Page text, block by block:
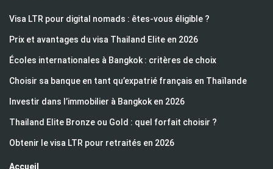
Visa LTR pour digital nomads : êtes-vous éligible ?
Prix et avantages du visa Thailand Elite en 2026
Écoles internationales à Bangkok : critères de choix
Choisir sa banque en tant qu’expatrié français en Thaïlande
Investir dans l’immobilier à Bangkok en 2026
Thailand Elite Bronze ou Gold : quel forfait choisir ?
Obtenir le visa LTR pour retraités en 2026
Accueil